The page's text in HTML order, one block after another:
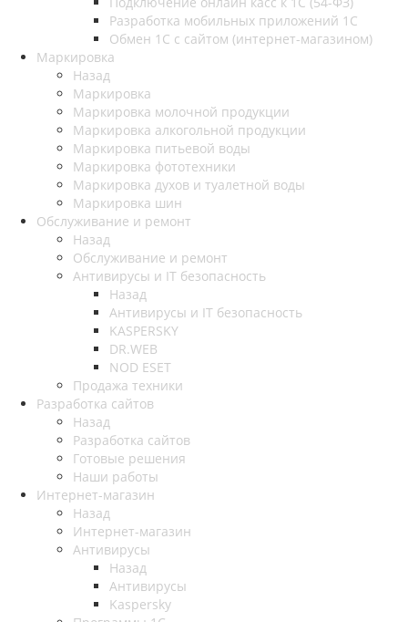
Разработка мобильных приложений 1С
Обмен 1С с сайтом (интернет-магазином)
Маркировка
Назад
Маркировка
Маркировка молочной продукции
Маркировка алкогольной продукции
Маркировка питьевой воды
Маркировка фототехники
Маркировка духов и туалетной воды
Маркировка шин
Обслуживание и ремонт
Назад
Обслуживание и ремонт
Антивирусы и IT безопасность
Назад
Антивирусы и IT безопасность
KASPERSKY
DR.WEB
NOD ESET
Продажа техники
Разработка сайтов
Назад
Разработка сайтов
Готовые решения
Наши работы
Интернет-магазин
Назад
Интернет-магазин
Антивирусы
Назад
Антивирусы
Kaspersky